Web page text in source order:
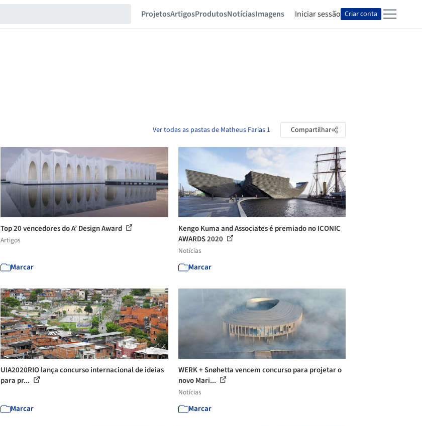
ProjetosArtigosProdutosNotíciasImagens Iniciar sessão Criar conta
Ver todas as pastas de Matheus Farias 1 Compartilhar
Top 20 vencedores do A’ Design Award
Artigos
Marcar
Kengo Kuma and Associates é premiado no ICONIC
AWARDS 2020
Notícias
Marcar
UIA2020RIO lança concurso internacional de ideias
para pr...
Marcar
WERK + Snøhetta vencem concurso para projetar o
novo Mari...
Notícias
Marcar